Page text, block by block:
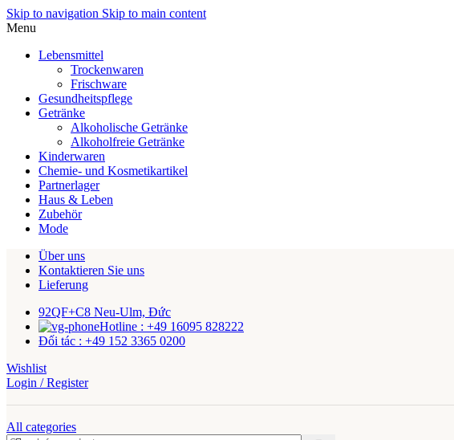
Skip to navigation Skip to main content
Menu
Lebensmittel
Trockenwaren
Frischware
Gesundheitspflege
Getränke
Alkoholische Getränke
Alkoholfreie Getränke
Kinderwaren
Chemie- und Kosmetikartikel
Partnerlager
Haus & Leben
Zubehör
Mode
Über uns
Kontaktieren Sie uns
Lieferung
92QF+C8 Neu-Ulm, Đức
Hotline : +49 16095 828222
Đối tác : +49 152 3365 0200
Wishlist
Login / Register
All categories